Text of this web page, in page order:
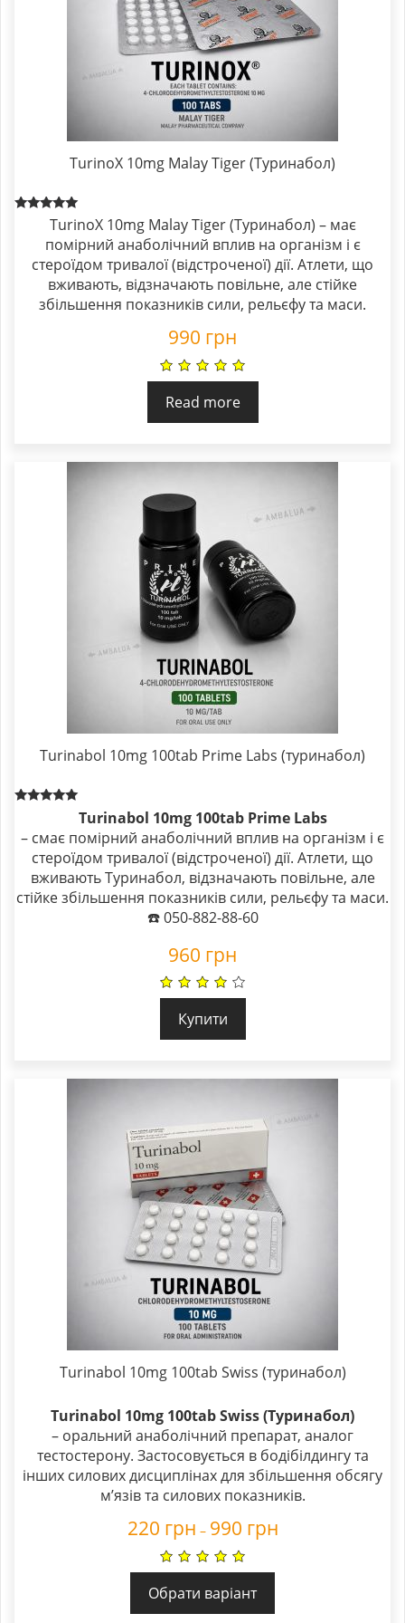
TurinoX 10mg Malay Tiger (Туринабол)
Rated
5.00
out of 5
TurinoX 10mg Malay Tiger (Туринабол) – має
помірний анаболічний вплив на організм і є
стероїдом тривалої (відстроченої) дії. Атлети, що
вживають, відзначають повільне, але стійке
збільшення показників сили, рельєфу та маси.
990 грн
Read more
Turinabol 10mg 100tab Prime Labs (туринабол)
out of 5
Turinabol 10mg 100tab Prime Labs
– смає помірний анаболічний вплив на організм і є
стероїдом тривалої (відстроченої) дії. Атлети, що
вживають Туринабол, відзначають повільне, але
стійке збільшення показників сили, рельєфу та маси.
☎️ 050-882-88-60
960 грн
Купити
Turinabol 10mg 100tab Swiss (туринабол)
Turinabol 10mg 100tab Swiss (Туринабол)
– оральний анаболічний препарат, аналог
тестостерону. Застосовується в бодібілдингу та
інших силових дисциплінах для збільшення обсягу
м’язів та силових показників.
220 грн – 990 грн
Обрати варіант